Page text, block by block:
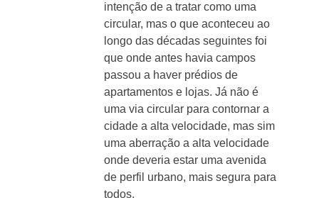
intenção de a tratar como uma
circular, mas o que aconteceu ao
longo das décadas seguintes foi
que onde antes havia campos
passou a haver prédios de
apartamentos e lojas. Já não é
uma via circular para contornar a
cidade a alta velocidade, mas sim
uma aberração a alta velocidade
onde deveria estar uma avenida
de perfil urbano, mais segura para
todos.